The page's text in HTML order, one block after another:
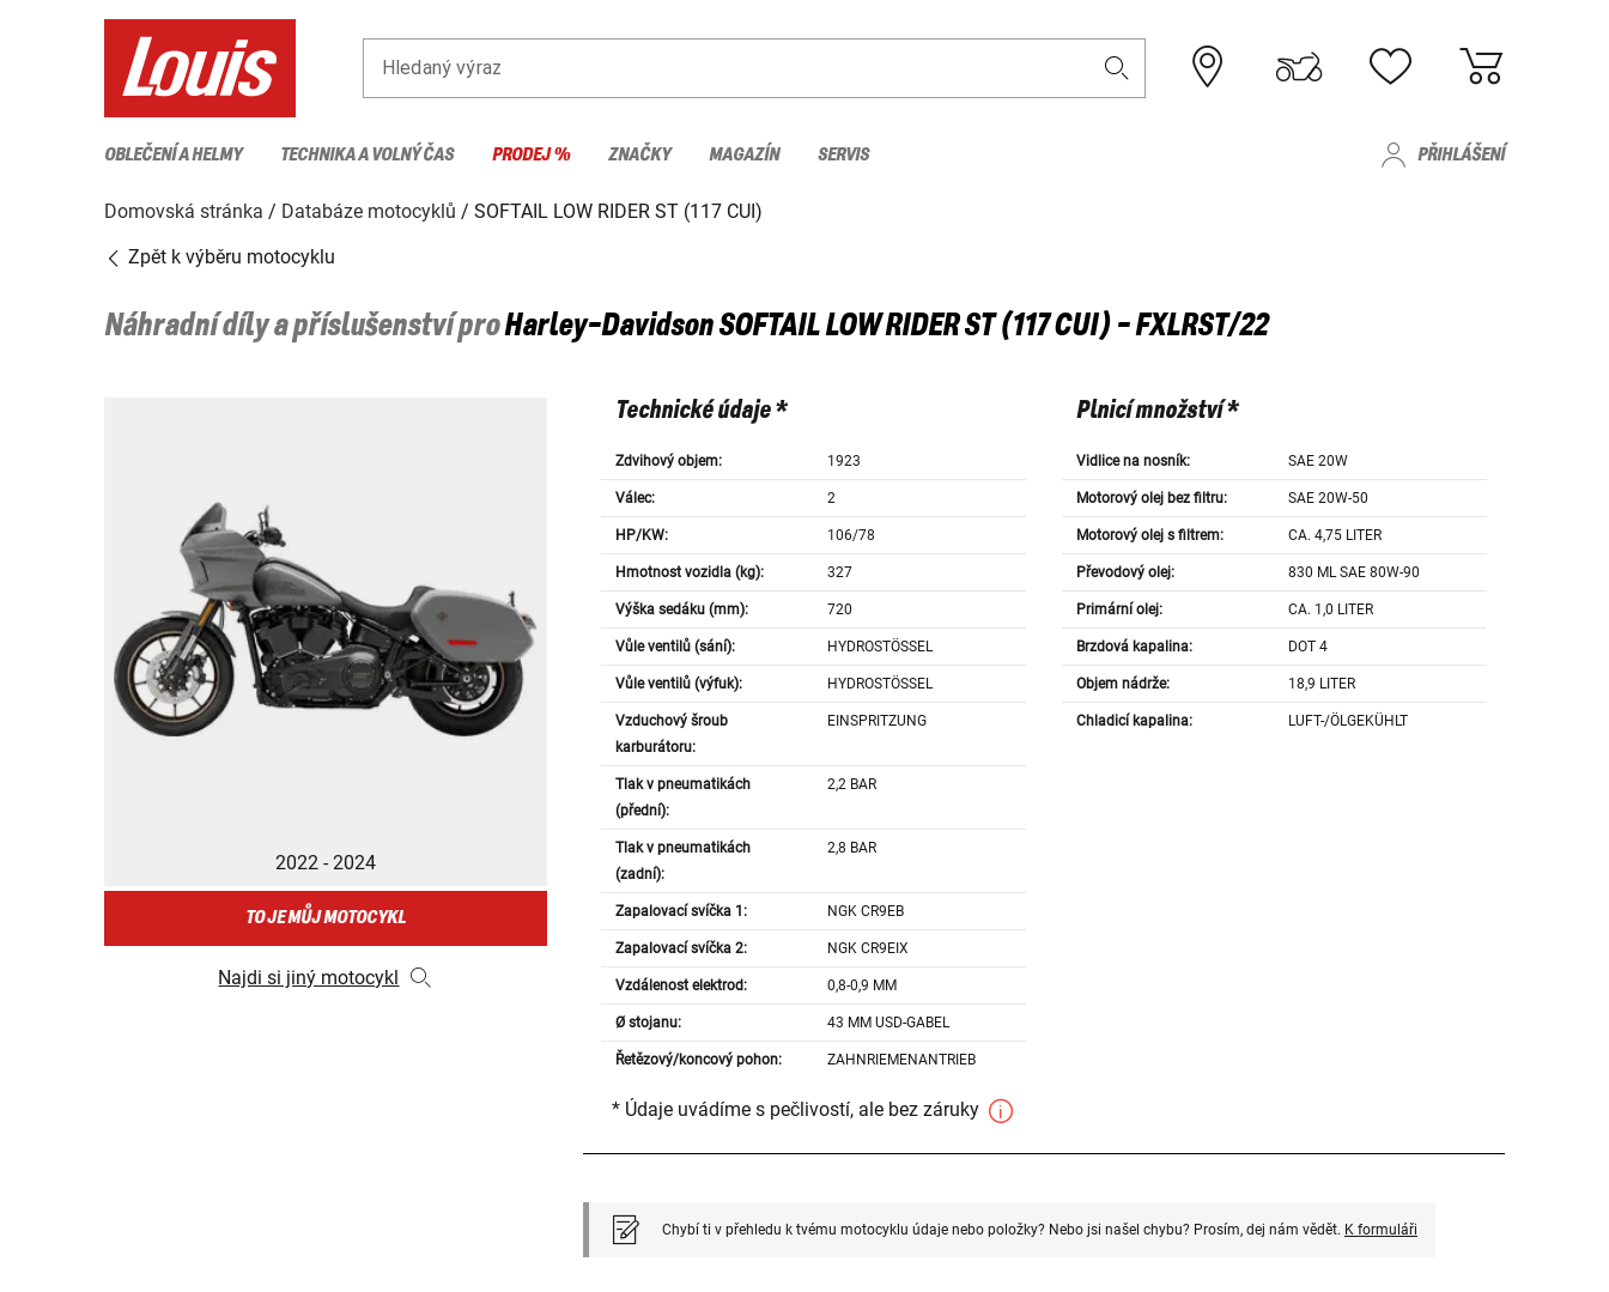
Hledaný výraz
OBLEČENÍ A HELMY TECHNIKA A VOLNÝ ČAS PRODEJ % ZNAČKY MAGAZÍN SERVIS PŘIHLÁŠENÍ
Domovská stránka Databáze motocyklů
SOFTAIL LOW RIDER ST (117 CUI)
Zpět k výběru motocyklu
Náhradní díly a příslušenství proHarley-DavidsonSOFTAIL LOW RIDER ST (117 CUI) - FXLRST/22
2022 - 2024
TO JE MŮJ MOTOCYKL
Najdi si jiný motocykl
Technické údaje *
Zdvihový objem: 1923
Válec: 2
HP/KW: 106/78
Hmotnost vozidla (kg): 327
Výška sedáku (mm): 720
Vůle ventilů (sání): HYDROSTÖSSEL
Vůle ventilů (výfuk): HYDROSTÖSSEL
Vzduchový šroub
karburátoru:
EINSPRITZUNG
Tlak v pneumatikách
(přední):
2,2 BAR
Tlak v pneumatikách
(zadní):
2,8 BAR
Zapalovací svíčka 1: NGK CR9EB
Zapalovací svíčka 2: NGK CR9EIX
Vzdálenost elektrod: 0,8-0,9 MM
Ø stojanu: 43 MM USD-GABEL
Řetězový/koncový pohon: ZAHNRIEMENANTRIEB
Plnicí množství *
Vidlice na nosník: SAE 20W
Motorový olej bez filtru: SAE 20W-50
Motorový olej s filtrem: CA. 4,75 LITER
Převodový olej: 830 ML SAE 80W-90
Primární olej: CA. 1,0 LITER
Brzdová kapalina: DOT 4
Objem nádrže: 18,9 LITER
Chladicí kapalina: LUFT-/ÖLGEKÜHLT
* Údaje uvádíme s pečlivostí, ale bez záruky
Chybí ti v přehledu k tvému motocyklu údaje nebo položky? Nebo jsi našel chybu? Prosím, dej nám vědět. K formuláři